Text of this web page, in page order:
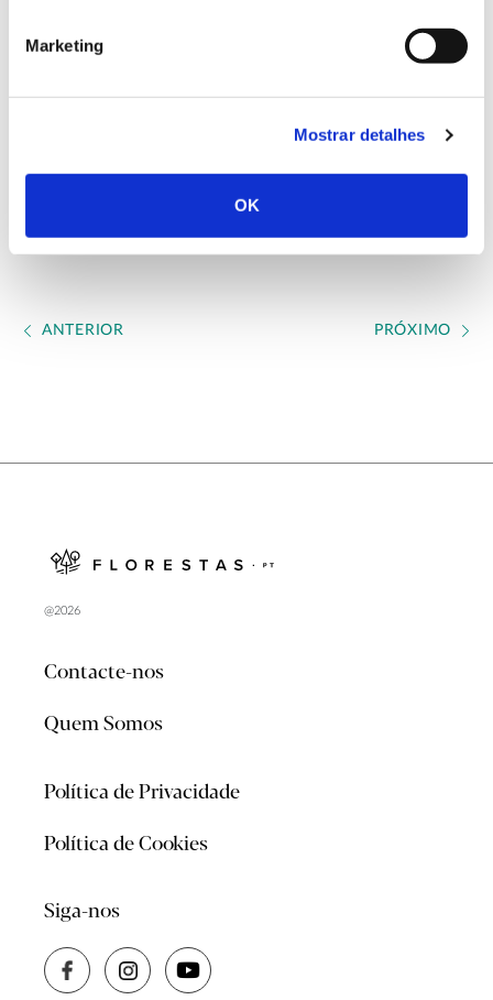
Marketing
Mostrar detalhes
OK
agrícolas e florestais, segundo uma visão
de recursos genéticos endógenos e do capital natural
dos ecossistemas para promover um agroambiente
ANTERIOR PRÓXIMO
@2026
Contacte-nos
Quem Somos
Política de Privacidade
Política de Cookies
Siga-nos